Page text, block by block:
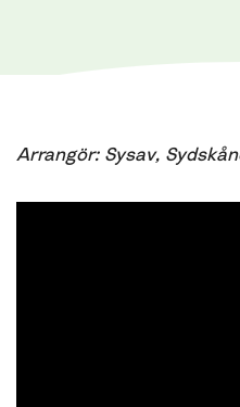
Arrangör: Sysav,